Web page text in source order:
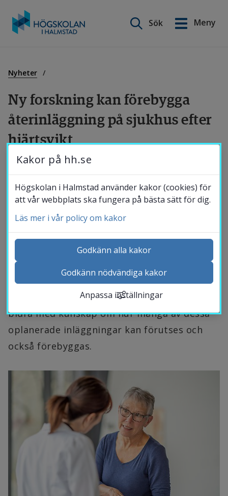
innehåll
Sök
Meny
Nyheter
Ny forskning kan förebygga
återinläggning på sjukhus efter
hjärtsvikt
Hjärtsvikt är allvarligt och orsakar många
dödsfall. Det är också en sjukdom som
drabbar många och som mycket av
resurserna inom vården används till. Nya
studier vid Högskolan i Halmstad, som gjorts
i nära samarbete med Region Halland, visar
att av patienter med hjärtsvikt som varit
inlagda på sjukhus läggs var tredje patient in
igen inom 100 dagar. Forskarna kan också
bidra med kunskap om hur många av dessa
oplanerade inläggningar kan förutses och
också förebyggas.
English
Utbildning
Forskning
Samverkan
Om Högskolan
Bibliotek
Kontakta och besök oss
Kalender
Sök personal
Studentwebb
Kakor på hh.se
Högskolan i Halmstad använder kakor (cookies) för
att vår webbplats ska fungera på bästa sätt för dig.
Läs mer i vår policy om kakor
Godkänn alla kakor
Godkänn nödvändiga kakor
Anpassa inställningar